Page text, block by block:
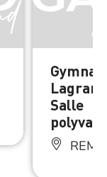
Salle